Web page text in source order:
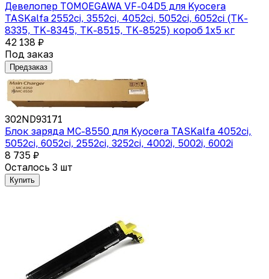
Девелопер TOMOEGAWA VF-04D5 для Kyocera
TASKalfa 2552ci, 3552ci, 4052ci, 5052ci, 6052ci (TK-
8335, TK-8345, TK-8515, TK-8525) короб 1х5 кг
42 138 ₽
Под заказ
Предзаказ
302ND93171
Блок заряда MC-8550 для Kyocera TASKalfa 4052ci,
5052ci, 6052ci, 2552ci, 3252ci, 4002i, 5002i, 6002i
8 735 ₽
Осталось 3 шт
Купить